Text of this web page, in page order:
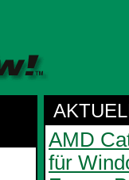
AMD
für